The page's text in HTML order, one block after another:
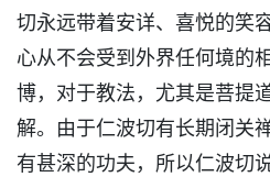
切永远带着安详、喜悦的笑
心从不会受到外界任何境的
博，对于教法，尤其是菩提
解。由于仁波切有长期闭关
有甚深的功夫，所以仁波切